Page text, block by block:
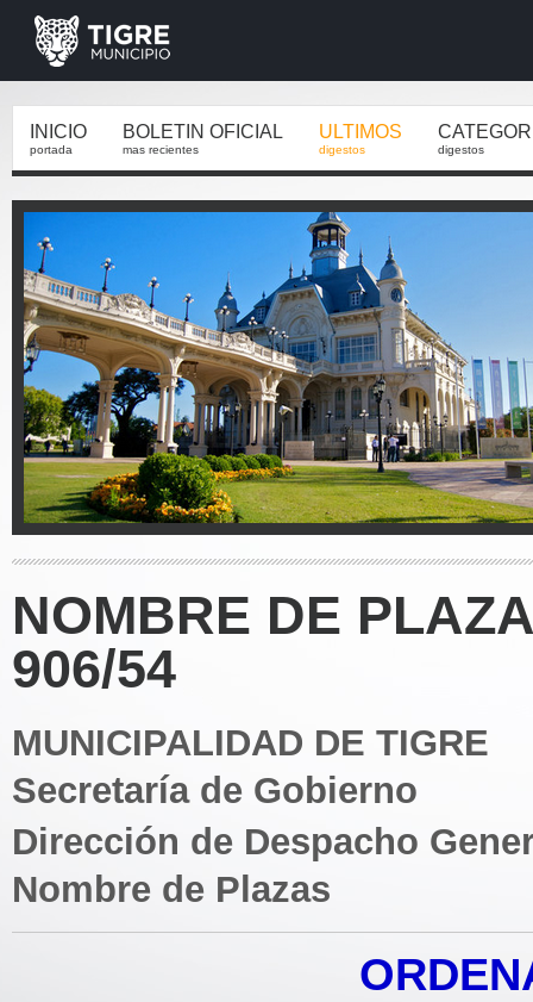
INICIO
portada
BOLETIN OFICIAL
mas recientes
ULTIMOS
digestos digestos
NOMBRE DE
906/54
MUNICIPALIDAD DE TIGRE
Secretaría de Gobierno
Dirección de Despacho
Nombre de Plazas